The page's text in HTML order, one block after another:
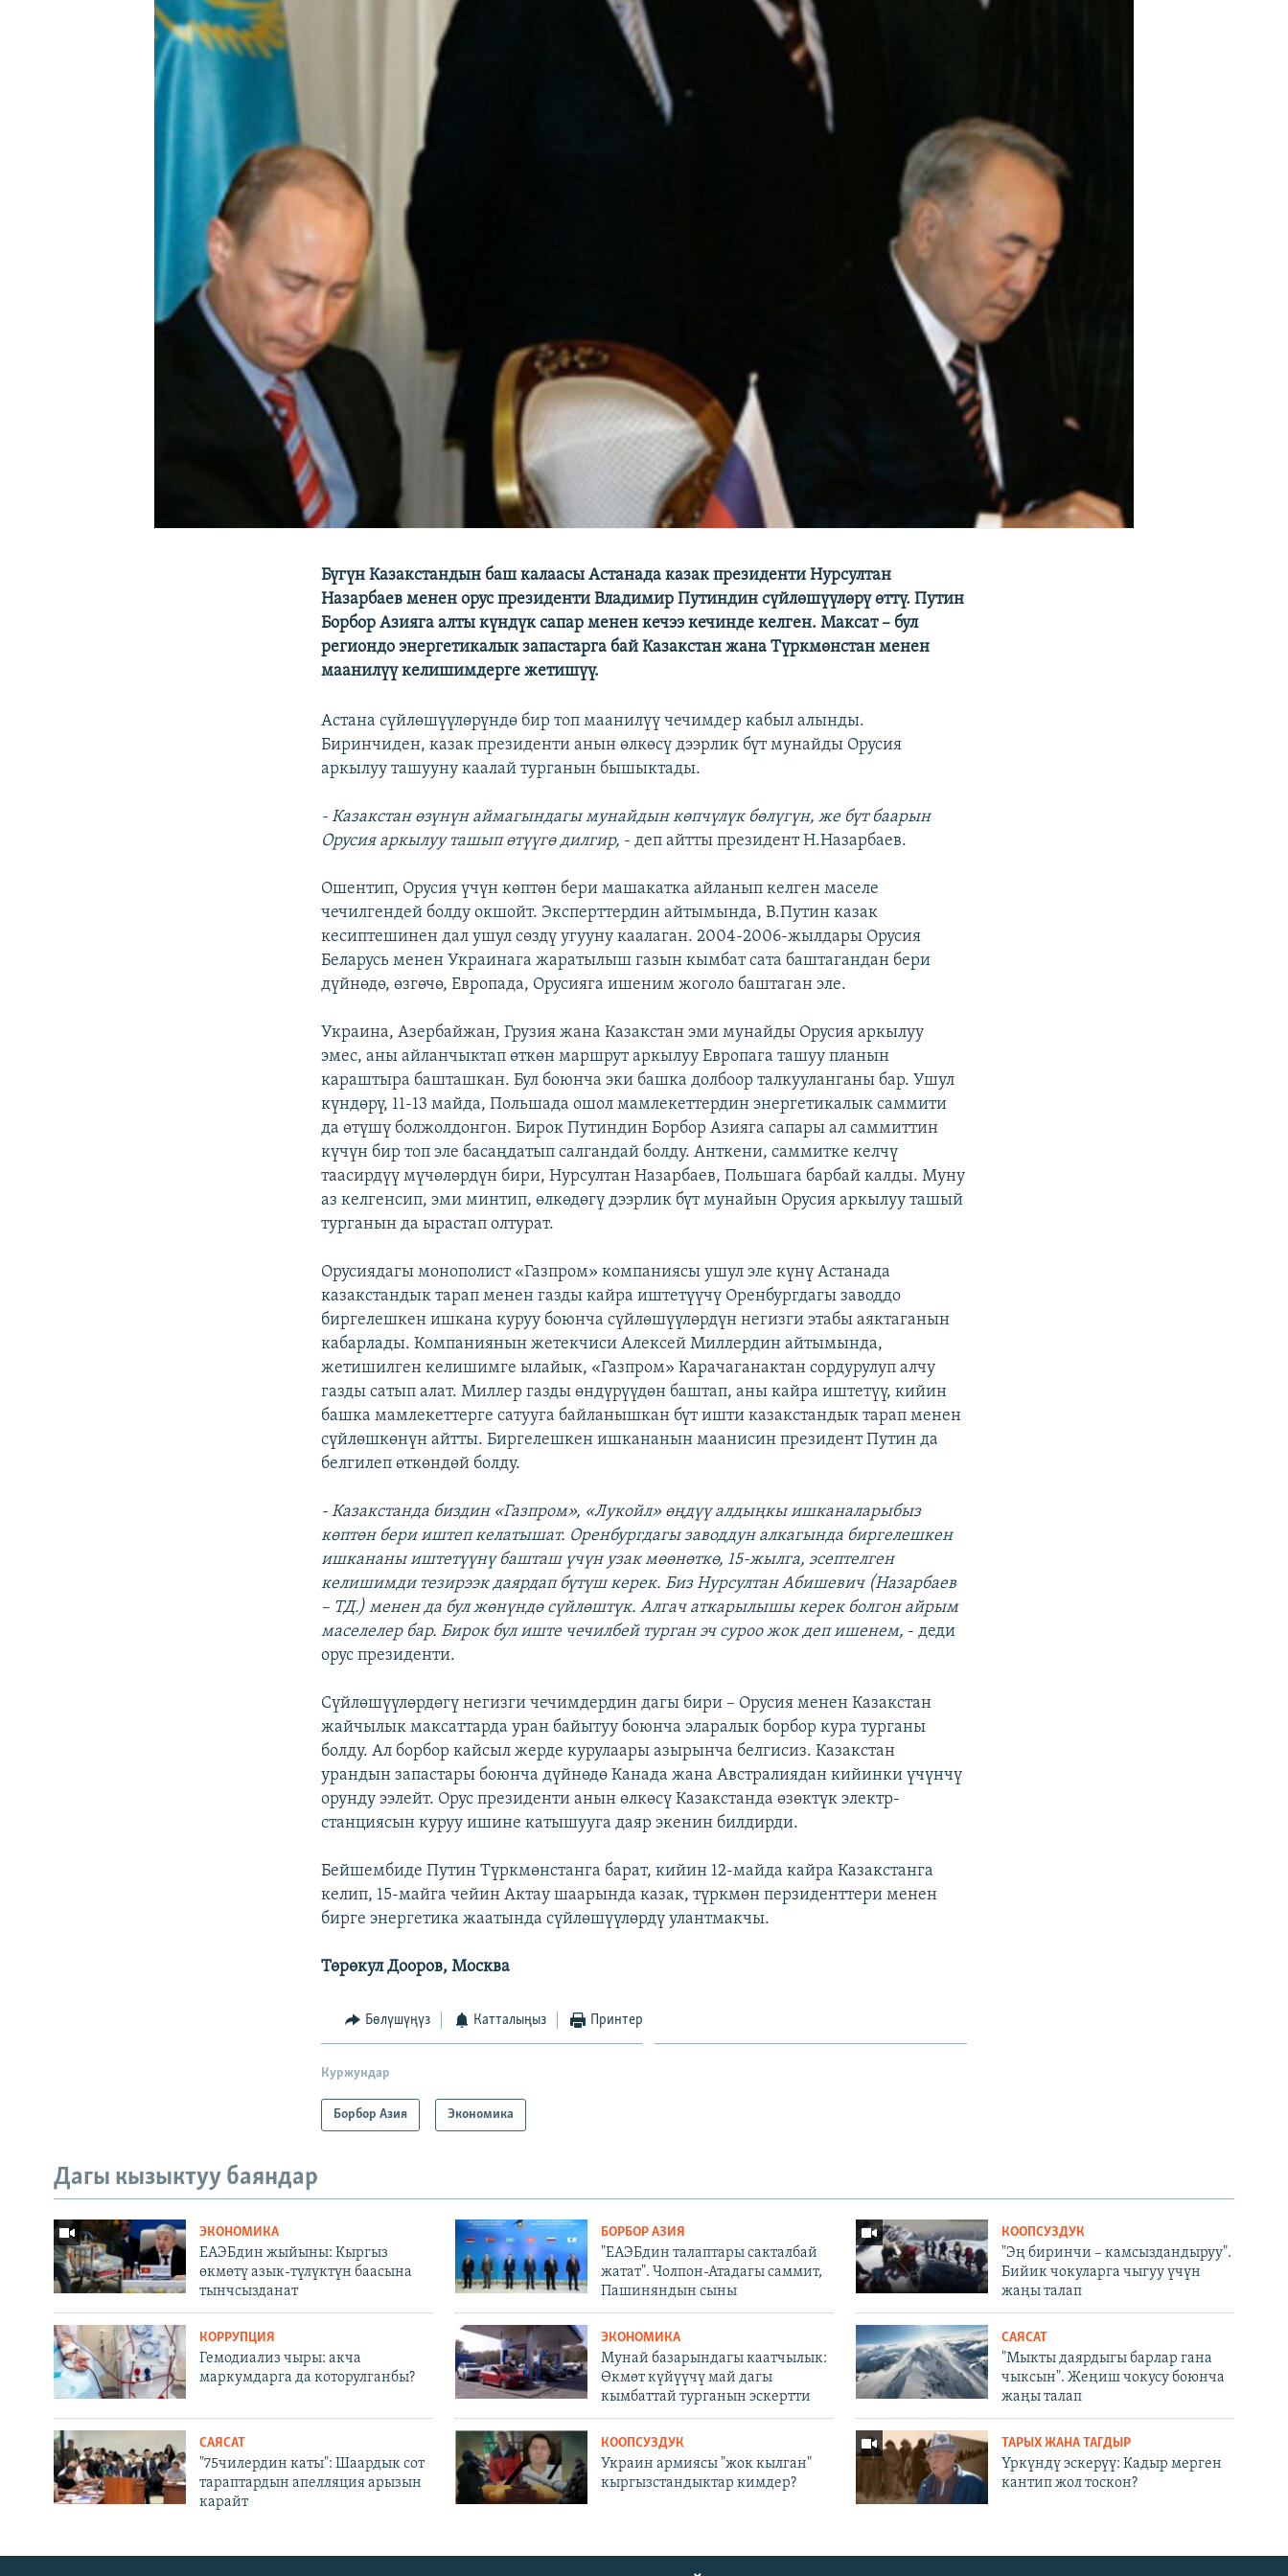
ЫҢГАЙСЫЗ СУРООЛОР
Бүгүн Казакстандын баш калаасы Астанада казак президенти Нурсултан
Назарбаев менен орус президенти Владимир Путиндин сүйлөшүүлөрү өттү. Путин
Борбор Азияга алты күндүк сапар менен кечээ кечинде келген. Максат – бул
региондо энергетикалык запастарга бай Казакстан жана Түркмөнстан менен
маанилүү келишимдерге жетишүү.
Астана сүйлөшүүлөрүндө бир топ маанилүү чечимдер кабыл алынды.
Биринчиден, казак президенти анын өлкөсү дээрлик бүт мунайды Орусия
аркылуу ташууну каалай турганын бышыктады.
- Казакстан өзүнүн аймагындагы мунайдын көпчүлүк бөлүгүн, же бүт баарын
Орусия аркылуу ташып өтүүгө дилгир, - деп айтты президент Н.Назарбаев.
Ошентип, Орусия үчүн көптөн бери машакатка айланып келген маселе
чечилгендей болду окшойт. Эксперттердин айтымында, В.Путин казак
кесиптешинен дал ушул сөздү угууну каалаган. 2004-2006-жылдары Орусия
Беларусь менен Украинага жаратылыш газын кымбат сата баштагандан бери
дүйнөдө, өзгөчө, Европада, Орусияга ишеним жоголо баштаган эле.
Украина, Азербайжан, Грузия жана Казакстан эми мунайды Орусия аркылуу
эмес, аны айланчыктап өткөн маршрут аркылуу Европага ташуу планын
караштыра башташкан. Бул боюнча эки башка долбоор талкууланганы бар. Ушул
күндөрү, 11-13 майда, Польшада ошол мамлекеттердин энергетикалык саммити
да өтүшү болжолдонгон. Бирок Путиндин Борбор Азияга сапары ал саммиттин
күчүн бир топ эле басаңдатып салгандай болду. Анткени, саммитке келчү
таасирдүү мүчөлөрдүн бири, Нурсултан Назарбаев, Польшага барбай калды. Муну
аз келгенсип, эми минтип, өлкөдөгү дээрлик бүт мунайын Орусия аркылуу ташый
турганын да ырастап олтурат.
Орусиядагы монополист «Газпром» компаниясы ушул эле күнү Астанада
казакстандык тарап менен газды кайра иштетүүчү Оренбургдагы заводдо
биргелешкен ишкана куруу боюнча сүйлөшүүлөрдүн негизги этабы аяктаганын
кабарлады. Компаниянын жетекчиси Алексей Миллердин айтымында,
жетишилген келишимге ылайык, «Газпром» Карачаганактан сордурулуп алчу
газды сатып алат. Миллер газды өндүрүүдөн баштап, аны кайра иштетүү, кийин
башка мамлекеттерге сатууга байланышкан бүт ишти казакстандык тарап менен
сүйлөшкөнүн айтты. Биргелешкен ишкананын маанисин президент Путин да
белгилеп өткөндөй болду.
- Казакстанда биздин «Газпром», «Лукойл» өңдүү алдыңкы ишканаларыбыз
көптөн бери иштеп келатышат. Оренбургдагы заводдун алкагында биргелешкен
ишкананы иштетүүнү башташ үчүн узак мөөнөткө, 15-жылга, эсептелген
келишимди тезирээк даярдап бүтүш керек. Биз Нурсултан Абишевич (Назарбаев
– ТД.) менен да бул жөнүндө сүйлөштүк. Алгач аткарылышы керек болгон айрым
маселелер бар. Бирок бул иште чечилбей турган эч суроо жок деп ишенем, - деди
орус президенти.
Сүйлөшүүлөрдөгү негизги чечимдердин дагы бири – Орусия менен Казакстан
жайчылык максаттарда уран байытуу боюнча эларалык борбор кура турганы
болду. Ал борбор кайсыл жерде курулаары азырынча белгисиз. Казакстан
урандын запастары боюнча дүйнөдө Канада жана Австралиядан кийинки үчүнчү
орунду ээлейт. Орус президенти анын өлкөсү Казакстанда өзөктүк электр-
станциясын куруу ишине катышууга даяр экенин билдирди.
Бейшембиде Путин Түркмөнстанга барат, кийин 12-майда кайра Казакстанга
келип, 15-майга чейин Актау шаарында казак, түркмөн перзиденттери менен
бирге энергетика жаатында сүйлөшүүлөрдү улантмакчы.
Төрөкул Дооров, Москва
Бөлүшүңүз Катталыңыз Принтер
Куржундар
Борбор Азия Экономика
Дагы кызыктуу баяндар
ЭКОНОМИКА
ЕАЭБдин жыйыны: Кыргыз
өкмөтү азык-түлүктүн баасына
тынчсызданат
БОРБОР АЗИЯ
"ЕАЭБдин талаптары сакталбай
жатат". Чолпон-Атадагы саммит,
Пашиняндын сыны
КООПСУЗДУК
"Эң биринчи – камсыздандыруу".
Бийик чокуларга чыгуу үчүн
жаңы талап
КОРРУПЦИЯ
Гемодиализ чыры: акча
маркумдарга да которулганбы?
ЭКОНОМИКА
Мунай базарындагы каатчылык:
Өкмөт күйүүчү май дагы
кымбаттай турганын эскертти
САЯСАТ
"Мыкты даярдыгы барлар гана
чыксын". Жеңиш чокусу боюнча
жаңы талап
САЯСАТ
"75чилердин каты": Шаардык сот
тараптардын апелляция арызын
карайт
КООПСУЗДУК
Украин армиясы "жок кылган"
кыргызстандыктар кимдер?
ТАРЫХ ЖАНА ТАГДЫР
Үркүндү эскерүү: Кадыр мерген
кантип жол тоскон?